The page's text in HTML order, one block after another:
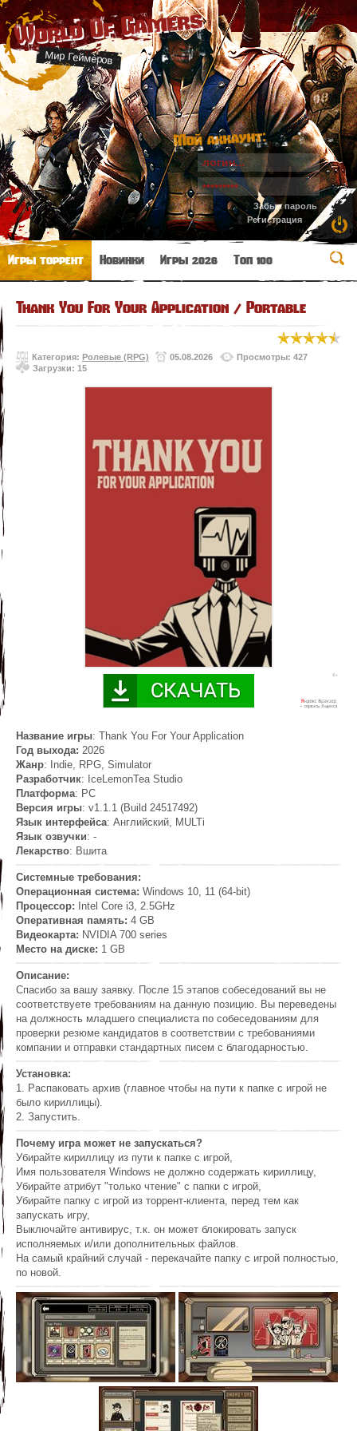
World Of Gamers
Мир Геймеров
Мой аккаунт:
Забыл пароль
Регистрация
Игры торрент Новинки Игры 2026 Топ 100
Thank You For Your Application / Portable
Категория: Ролевые (RPG) 05.08.2026
Просмотры: 427
Загрузки: 15
Название игры: Thank You For Your Application
Год выхода: 2026
Жанр: Indie, RPG, Simulator
Разработчик: IceLemonTea Studio
Платформа: PC
Версия игры: v1.1.1 (Build 24517492)
Язык интерфейса: Английский, MULTi
Язык озвучки: -
Лекарство: Вшита
Системные требования:
Операционная система: Windows 10, 11 (64-bit)
Процессор:
Intel Core i3, 2.5GHz
Оперативная память: 4 GB
Видеокарта: NVIDIA 700 series
Место на диске: 1 GB
Описание:
Спасибо за вашу заявку. После 15 этапов собеседований вы не
соответствуете требованиям на данную позицию. Вы переведены
на должность младшего специалиста по собеседованиям для
проверки резюме кандидатов в соответствии с требованиями
компании и отправки стандартных писем с благодарностью.
Установка:
1. Распаковать архив (главное чтобы на пути к папке с игрой не
было кириллицы).
2. Запустить.
Почему игра может не запускаться?
Убирайте кириллицу из пути к папке с игрой,
Имя пользователя Windows не должно содержать кириллицу,
Убирайте атрибут "только чтение" с папки с игрой,
Убирайте папку с игрой из торрент-клиента, перед тем как
запускать игру,
Выключайте антивирус, т.к. он может блокировать запуск
исполняемых и/или дополнительных файлов.
На самый крайний случай - перекачайте папку с игрой полностью,
по новой.